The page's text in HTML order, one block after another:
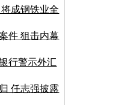
成钢铁业全
件 狙击内幕
行警示外汇
任志强披露